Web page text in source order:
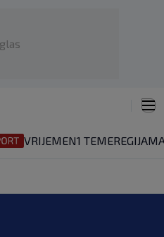
VRIJEMEN1 TEMEREGIJA